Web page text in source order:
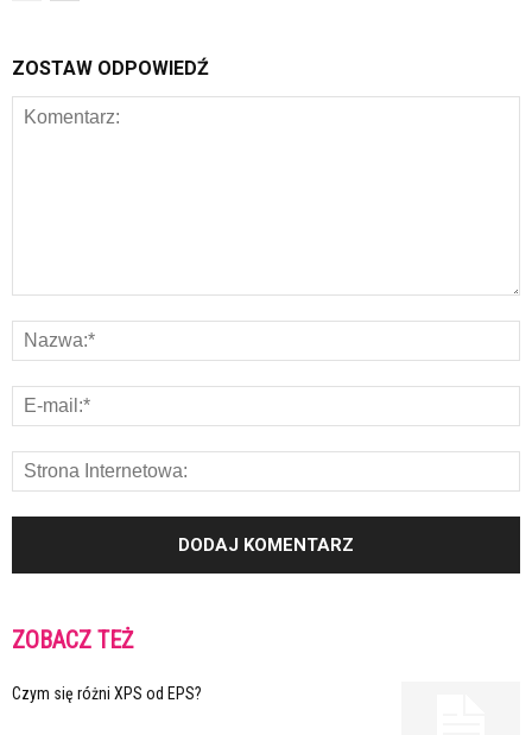
ZOSTAW ODPOWIEDŹ
ZOBACZ TEŻ
Czym się różni XPS od EPS?